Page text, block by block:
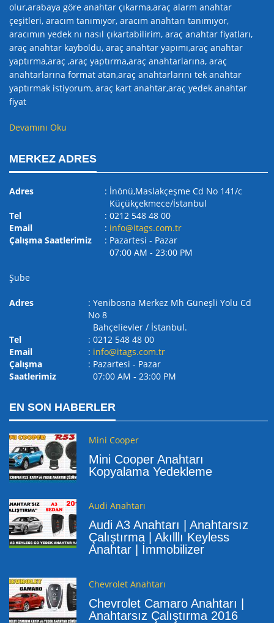
olur,arabaya göre anahtar çıkarma,araç alarm anahtar
çeşitleri, aracım tanımıyor, aracım anahtarı tanımıyor,
aracımın yedek nı nasıl çıkartabilirim, araç anahtar fiyatları,
araç anahtar kayboldu, araç anahtar yapımı,araç anahtar
yaptırma,araç ,araç yaptırma,araç anahtarlarına, araç
anahtarlarına format atan,araç anahtarlarını tek anahtar
yaptırmak istiyorum, araç kart anahtar,araç yedek anahtar
fiyat
Devamını Oku
MERKEZ ADRES
Adres
: İnönü,Maslakçeşme Cd No 141/c
Küçükçekmece/İstanbul
Tel
: 0212 548 48 00
Email
: info@itags.com.tr
Çalışma Saatlerimiz
: Pazartesi - Pazar
07:00 AM ‐ 23:00 PM
Şube
Adres
: Yenibosna Merkez Mh Güneşli Yolu Cd
No 8
Bahçelievler / İstanbul.
Tel
: 0212 548 48 00
Email
: info@itags.com.tr
Çalışma
Saatlerimiz
: Pazartesi - Pazar
07:00 AM ‐ 23:00 PM
EN SON HABERLER
Mini Cooper
Mini Cooper Anahtarı
Kopyalama Yedekleme
Audi Anahtarı
Audi A3 Anahtarı | Anahtarsız
Çalıştırma | Akılllı Keyless
Anahtar | İmmobilizer
Chevrolet Anahtarı
Chevrolet Camaro Anahtarı |
Anahtarsız Çalıştırma 2016